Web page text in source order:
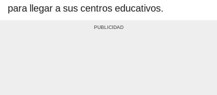
para llegar a sus centros educativos.